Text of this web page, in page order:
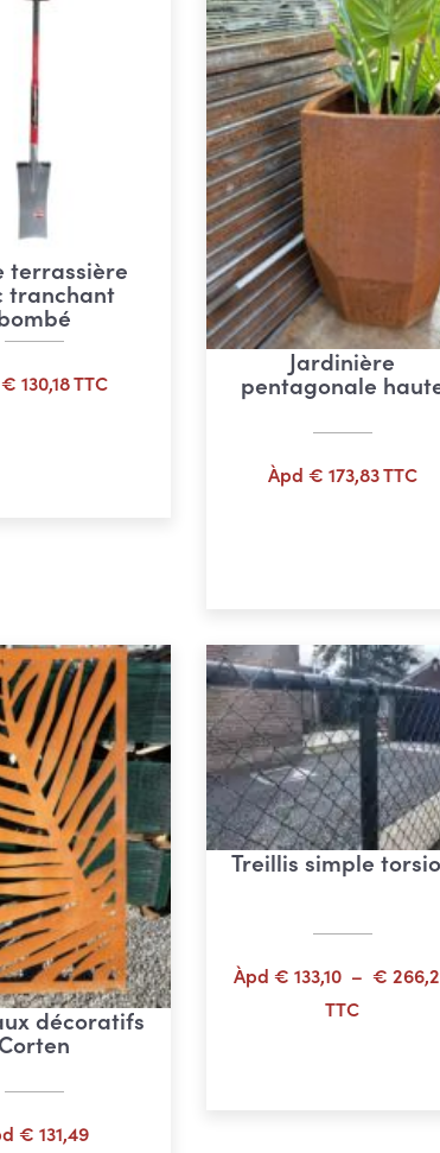
terrassière
tranchant
€ 130,18TTC
Jardinière
pentagonale
Àpd € 173,83TTC
décoratifs
Corten
€ 131,49
Treillis simple
Àpd€ 133,10 – €
TTC